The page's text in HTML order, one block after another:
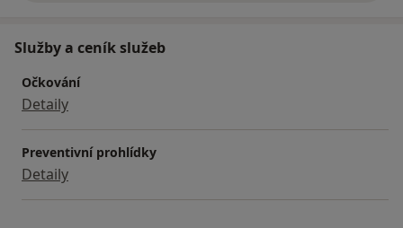
Služby a ceník služeb
Očkování
Detaily
Preventivní prohlídky
Detaily